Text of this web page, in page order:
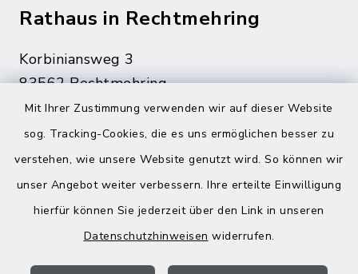
Mit Ihrer Zustimmung verwenden wir auf dieser Website
sog. Tracking-Cookies, die es uns ermöglichen besser zu
verstehen, wie unsere Website genutzt wird. So können wir
unser Angebot weiter verbessern. Ihre erteilte Einwilligung
hierfür können Sie jederzeit über den Link in unseren
Datenschutzhinweisen widerrufen.
Rathaus in Rechtmehring
Korbiniansweg 3
83562 Rechtmehring
08076 499
08076 8595
poststelle@vg-maitenbeth.de